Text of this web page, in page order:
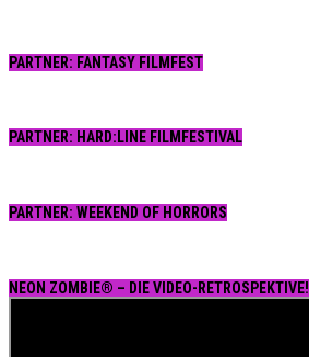
PARTNER: FANTASY FILMFEST
PARTNER: HARD:LINE FILMFESTIVAL
PARTNER: WEEKEND OF HORRORS
NEON ZOMBIE® – DIE VIDEO-RETROSPEKTIVE!